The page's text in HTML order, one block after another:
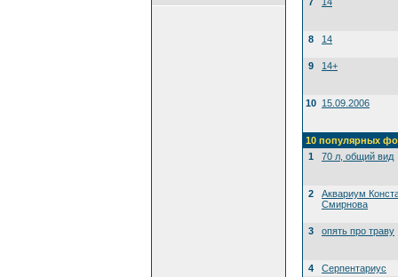
8 14
9 14+
10 15.09.2006
10 популярных
1
70 л, общий вид
2
Аквариум
Смирнова
3 опять про траву
4
Серпентариус